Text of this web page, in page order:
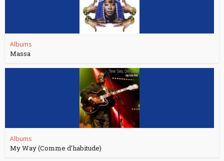
Albums
Massa
Albums
My Way (Comme d’habitude)